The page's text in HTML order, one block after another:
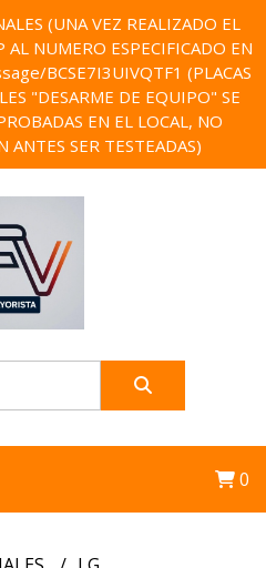
(UNA VEZ REALIZADO EL
NUMERO ESPECIFICADO EN
BCSE7I3UIVQTF1 (PLACAS
"DESARME DE EQUIPO" SE
EN EL LOCAL, NO
ANTES SER TESTEADAS)
0